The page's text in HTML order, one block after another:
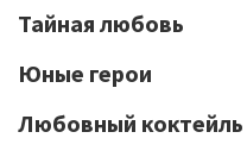
Тайная любовь
Юные герои
Любовный коктейль